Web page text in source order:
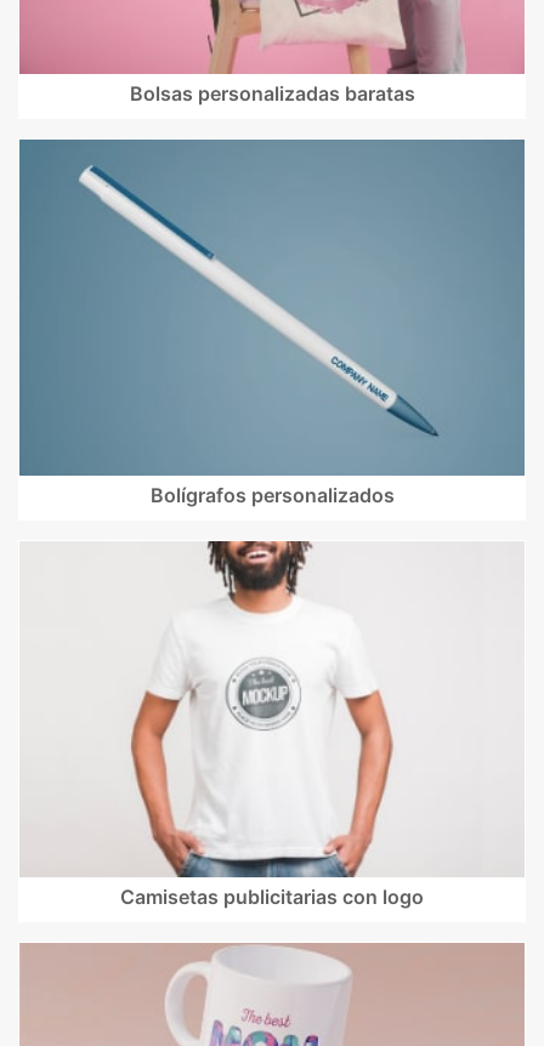
Bolsas personalizadas baratas
Bolígrafos personalizados
Camisetas publicitarias con logo